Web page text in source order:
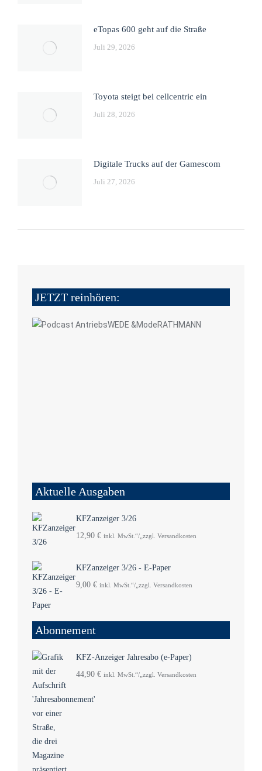
eTopas 600 geht auf die Straße
Juli 29, 2026
Toyota steigt bei cellcentric ein
Juli 28, 2026
Digitale Trucks auf der Gamescom
Juli 27, 2026
JETZT reinhören:
Aktuelle Ausgaben
KFZanzeiger 3/26
12,90 € inkl. MwSt.“/„zzgl. Versandkosten
KFZanzeiger 3/26 - E-Paper
9,00 € inkl. MwSt.“/„zzgl. Versandkosten
Abonnement
KFZ-Anzeiger Jahresabo (e-Paper)
44,90 € inkl. MwSt.“/„zzgl. Versandkosten